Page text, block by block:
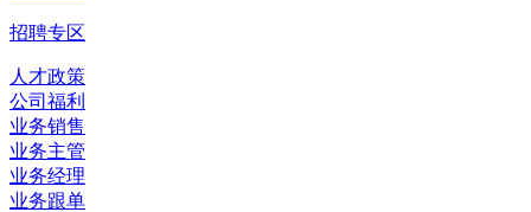
招聘专区
人才政策
公司福利
业务销售
业务主管
业务经理
业务跟单